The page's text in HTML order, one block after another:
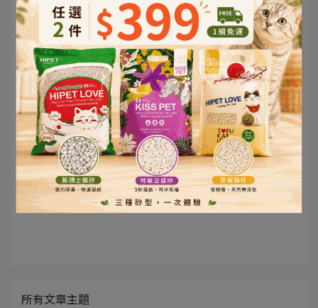
聰明照顧從理解開始
從飲食到日常照護，一次掌握關鍵
如果你正在為貓咪的飲食選擇或生活用品感
到困惑，不妨從專業角度重新檢視整體需
求，找到真正適合牠的平衡方案。
前往萌寶堡官網
※ 產品與資訊以官網公告為準
所有文章主題